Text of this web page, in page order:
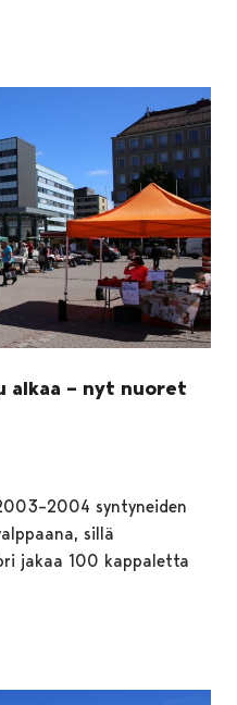
alkaa – nyt nuoret
syntyneiden
sillä
jakaa 100 kappaletta